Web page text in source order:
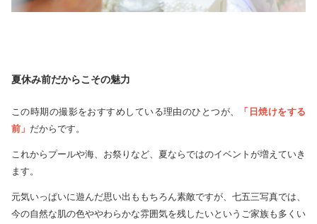
夏休み前だからこその魅力
この時期の撮影をおすすめしている理由のひとつが、
「日焼けをする
前」 だからです。
これからプールや海、お祭りなど、夏ならではのイベントが増えていき
ます。
元気いっぱいに遊んだ思い出ももちろん素敵ですが、七五三写真では、
今の自然な肌の色ややわらかな雰囲気を残したいというご家族も多くい